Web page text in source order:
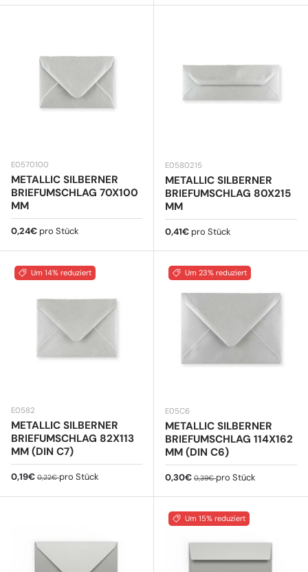
E0570100
METALLIC SILBERNER
BRIEFUMSCHLAG 70X100
MM
Normaler Preis
0,24€ pro Stück
E0580215
METALLIC SILBERNER
BRIEFUMSCHLAG 80X215
MM
Normaler Preis
0,41€ pro Stück
Um 14% reduziert
E0582
METALLIC SILBERNER
BRIEFUMSCHLAG 82X113
MM (DIN C7)
Verkaufspreis
0,19€ Normaler Preis
0,22€pro Stück
Um 23% reduziert
E05C6
METALLIC SILBERNER
BRIEFUMSCHLAG 114X162
MM (DIN C6)
Verkaufspreis
0,30€ Normaler Preis
0,39€pro Stück
Um 15% reduziert